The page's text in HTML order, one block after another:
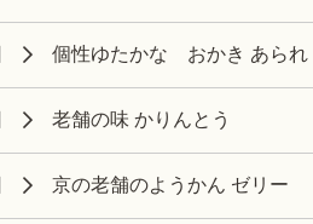
個性ゆたかな おかき あられ
老舗の味 かりんとう
京の老舗のようかん ゼリー